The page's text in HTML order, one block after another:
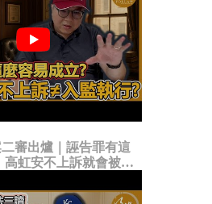
審出爐｜誣告罪有這
高虹安不上訴就會被